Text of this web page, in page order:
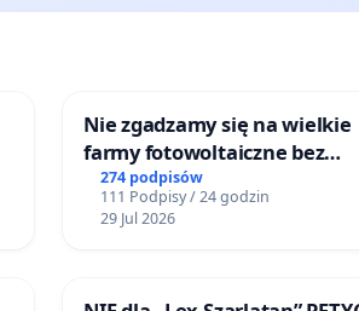
Nie zgadzamy się na wielkie
farmy fotowoltaiczne bez
rzetelnych analiz i akceptacji
mieszkańców
274 podpisów
111 Podpisy / 24 godzin
29 Jul 2026